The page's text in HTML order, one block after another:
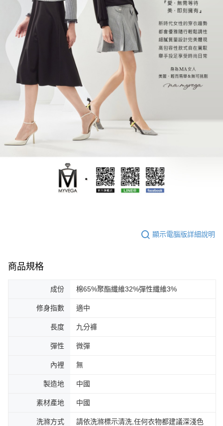
顯示電腦版詳細說明
商品規格
成份 棉65%聚酯纖維32%彈性纖維3%
修身指數 適中
長度 九分褲
彈性 微彈
內裡 無
製造地 中國
素材產地 中國
洗滌方式
請依洗滌標示清洗,任何衣物都建議深淺色